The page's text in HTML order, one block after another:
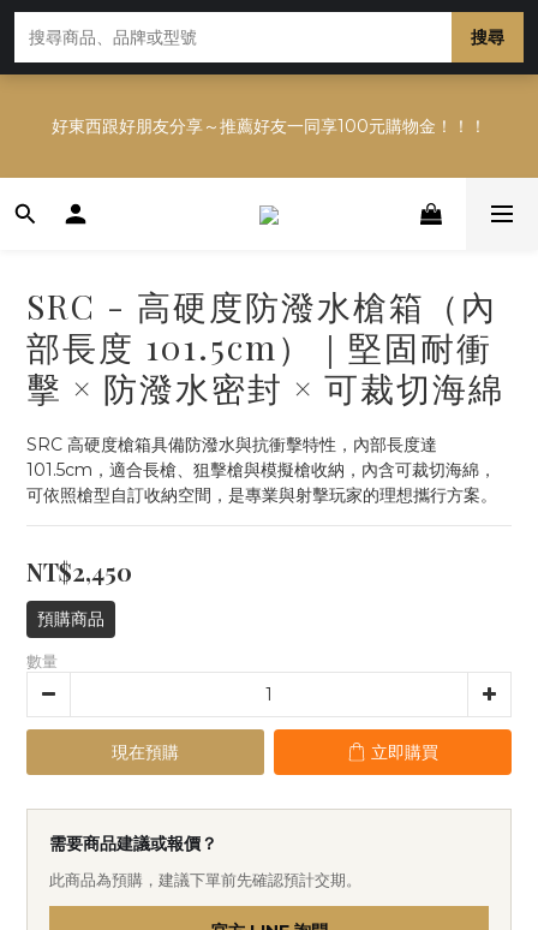
搜尋
認現貨數量，以避免空等。
多平台銷售，商品資訊及數量恐不即時，購買前可與小編確
認現貨數量，以避免空等。
好東西跟好朋友分享～推薦好友一同享100元購物金！！！
多平台銷售，商品資訊及數量恐不即時，購買前可與小編確
SRC - 高硬度防潑水槍箱（內
部長度 101.5cm）｜堅固耐衝
擊 × 防潑水密封 × 可裁切海綿
SRC 高硬度槍箱具備防潑水與抗衝擊特性，內部長度達
101.5cm，適合長槍、狙擊槍與模擬槍收納，內含可裁切海綿，
可依照槍型自訂收納空間，是專業與射擊玩家的理想攜行方案。
NT$2,450
預購商品
數量
現在預購 立即購買
需要商品建議或報價？
此商品為預購，建議下單前先確認預計交期。